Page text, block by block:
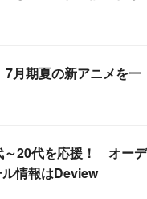
7月期夏の新アニメを一
～20代を応援！ オーデ
情報はDeview